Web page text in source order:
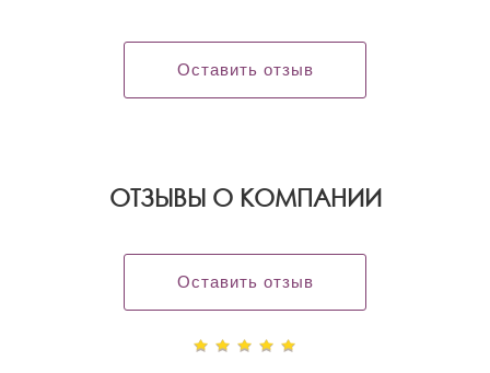
Оставить отзыв
OТЗЫВЫ О КОМПАНИИ
Оставить отзыв